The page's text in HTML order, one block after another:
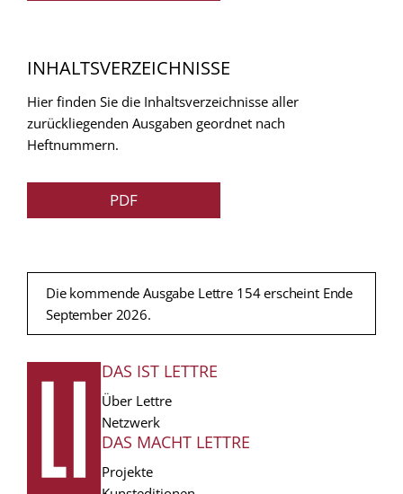
INHALTSVERZEICHNISSE
Hier finden Sie die Inhaltsverzeichnisse aller
zurückliegenden Ausgaben geordnet nach
Heftnummern.
PDF
Die kommende Ausgabe Lettre 154 erscheint Ende
September 2026.
FUSSZEILE
DAS IST LETTRE
Über Lettre
Netzwerk
DAS MACHT LETTRE
Projekte